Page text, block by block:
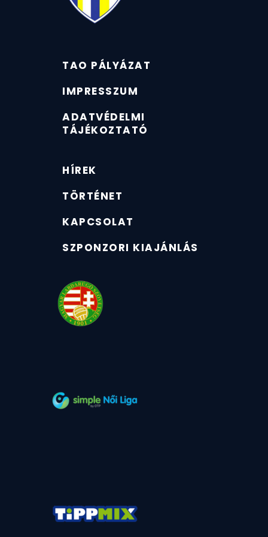
TAO PÁLYÁZAT
IMPRESSZUM
ADATVÉDELMI
TÁJÉKOZTATÓ
HÍREK
TÖRTÉNET
KAPCSOLAT
SZPONZORI KIAJÁNLÁS